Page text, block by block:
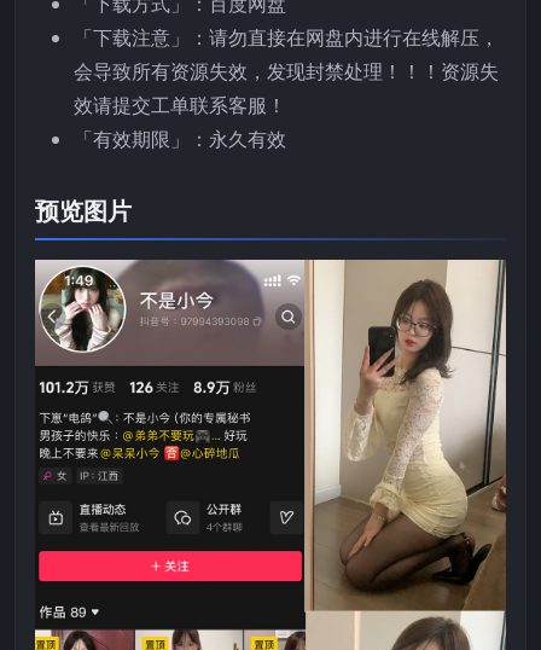
「下载注意」：请勿直接在网盘内进行在线解压，
会导致所有资源失效，发现封禁处理！！！资源失
效请提交工单联系客服！
「有效期限」：永久有效
预览图片